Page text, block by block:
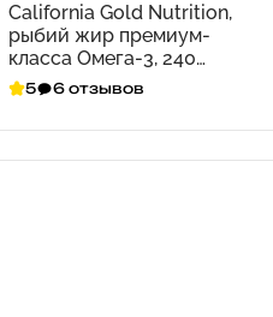
California Gold Nutrition,
рыбий жир премиум-
класса Омега-3, 240
капсул с рыбьим
желатином
5 6 отзывов